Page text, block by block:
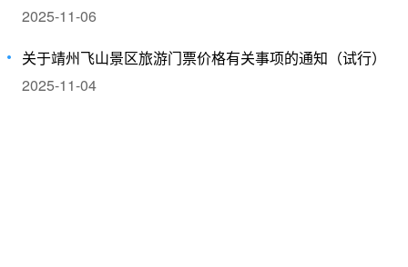
2025-11-06
关于靖州飞山景区旅游门票价格有关事项的通知（试行）
2025-11-04